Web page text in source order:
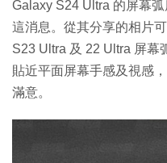
Galaxy S24 Ultra 的屏幕
這消息。從其分享的相片
S23 Ultra 及 22 Ultra 屏幕
貼近平面屏幕手感及視感
滿意。